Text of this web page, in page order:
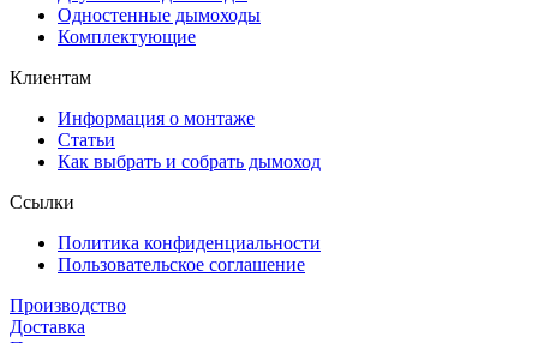
Одностенные дымоходы
Комплектующие
Клиентам
Информация о монтаже
Статьи
Как выбрать и собрать дымоход
Ссылки
Политика конфиденциальности
Пользовательское соглашение
Производство
Доставка